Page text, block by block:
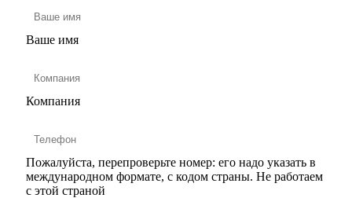
Ваше имя
Компания
Пожалуйста, перепроверьте номер: его надо указать в
международном формате, с кодом страны. Не работаем
с этой страной